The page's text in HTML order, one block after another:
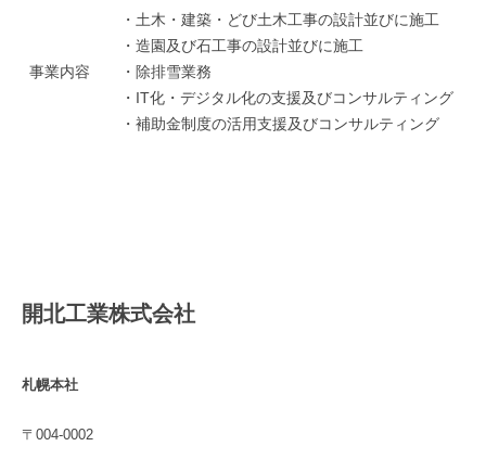
事業内容
・土木・建築・どび土木工事の設計並びに施工
・造園及び石工事の設計並びに施工
・除排雪業務
・IT化・デジタル化の支援及びコンサルティング
・補助金制度の活用支援及びコンサルティング
開北工業株式会社
札幌本社
〒004-0002